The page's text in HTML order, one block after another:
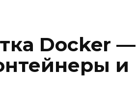
Docker —
и